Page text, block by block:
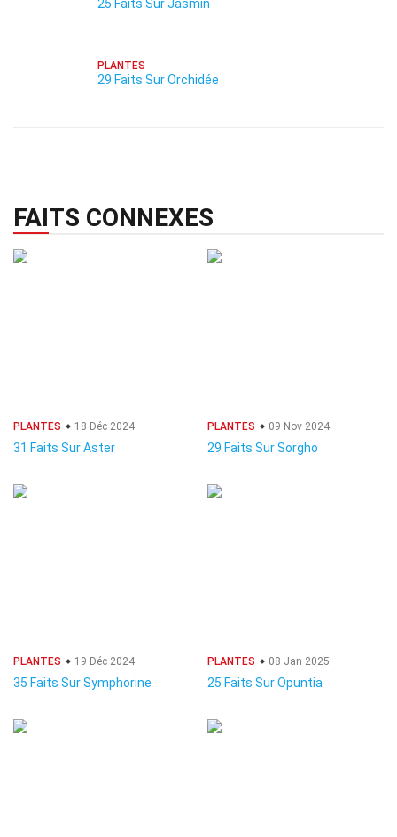
25 Faits Sur Jasmin
PLANTES
29 Faits Sur Orchidée
FAITS CONNEXES
PLANTES 18 Déc 2024
31 Faits Sur Aster
PLANTES 09 Nov 2024
29 Faits Sur Sorgho
PLANTES 19 Déc 2024
35 Faits Sur Symphorine
PLANTES 08 Jan 2025
25 Faits Sur Opuntia